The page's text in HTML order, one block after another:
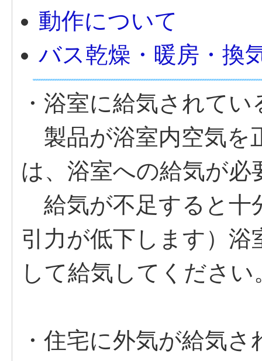
動作について
バス乾燥・暖房・換
・浴室に給気されて
製品が浴室内空気を
は、浴室への給気が必
給気が不足すると十
引力が低下します）
して給気してください
・住宅に外気が給気